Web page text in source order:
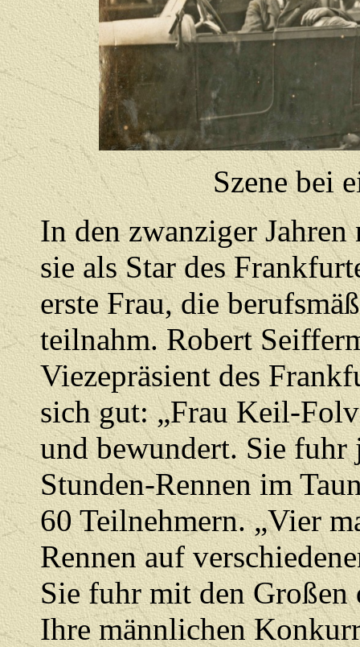
Szene bei
In den zwanziger
sie als Star des
erste Frau, die
teilnahm. Robert
Viezepräsient des
sich gut: „Frau Keil-
und bewundert. Sie fuhr
Stunden-Rennen im
60 Teilnehmern. „Vier
Rennen auf
Sie fuhr mit den Großen
Ihre männlichen